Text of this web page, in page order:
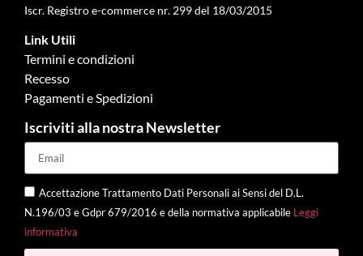
Iscr. Registro e-commerce nr. 299 del 18/03/2015
Link Utili
Termini e condizioni
Recesso
Pagamenti e Spedizioni
Iscriviti alla nostra Newsletter
Accettazione Trattamento Dati Personali ai Sensi del D.L.
N.196/03 e Gdpr 679/2016 e della normativa applicabile Leggi
informativa